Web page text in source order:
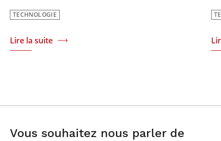
TECHNOLOGIE
Lire la suite
Vous souhaitez nous parler de